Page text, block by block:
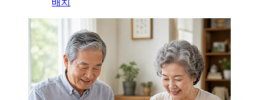
배치